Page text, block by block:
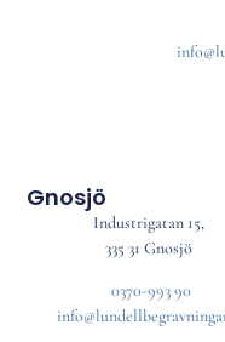
Gnosjö
Industrigatan 15,
335 31 Gnosjö
0370-993 90